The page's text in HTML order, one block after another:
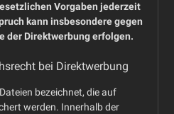
Vorgaben jederzeit
kann insbesondere gegen
der Direktwerbung erfolgen.
bei Direktwerbung
bezeichnet, die auf
werden. Innerhalb der